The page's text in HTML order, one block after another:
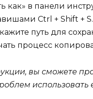
как» в панели
Ctrl + Shift +
путь для
процесс
вы сможете
использовать